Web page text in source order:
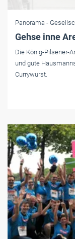
Panorama -
Gehse inne
Die ­König-Pilsener-
und gute
Currywurst.